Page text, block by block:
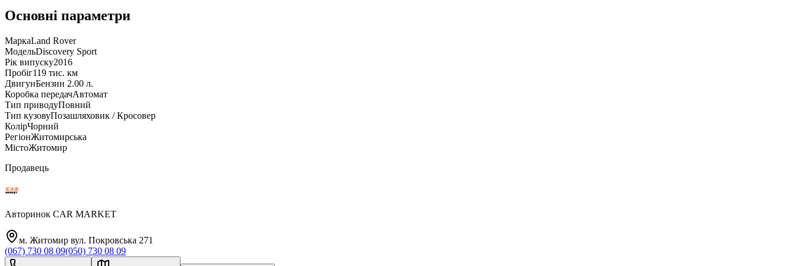
Основні параметри
МаркаLand Rover
МодельDiscovery Sport
Рік випуску2016
Пробіг119 тис. км
ДвигунБензин 2.00 л.
Коробка передачАвтомат
Тип приводуПовний
Тип кузовуПозашляховик / Кросовер
КолірЧорний
РегіонЖитомирська
МістоЖитомир
Продавець
Авторинок CAR MARKET
м. Житомир вул. Покровська 271
(067) 730 08 09(050) 730 08 09